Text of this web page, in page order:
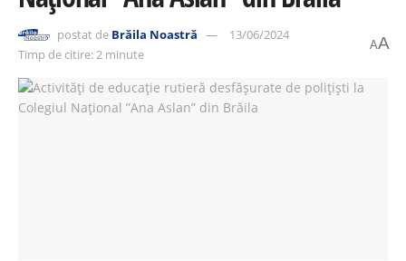
postat de Brăila Noastră
13/06/2024
Timp de citire: 2 minute
AA